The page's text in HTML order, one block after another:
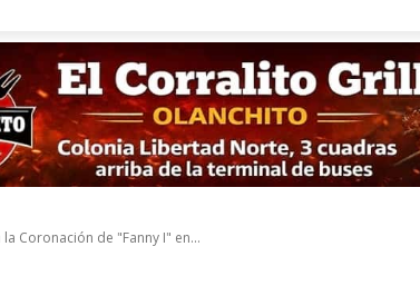
Coronación de "Fanny I" en...